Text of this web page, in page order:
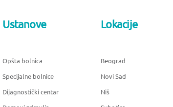
Ustanove
Opšta bolnica
Specijalne bolnice
Dijagnostički centar
Lokacije
Beograd
Novi Sad
Niš